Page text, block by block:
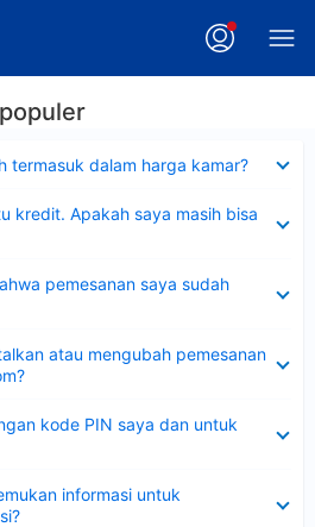
termasuk dalam harga kamar?
kredit. Apakah saya masih bisa
pemesanan saya sudah
atau mengubah pemesanan
kode PIN saya dan untuk
informasi untuk